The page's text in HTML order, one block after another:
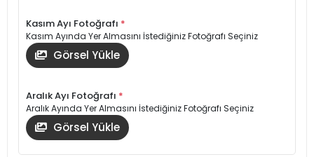
Kasım Ayı Fotoğrafı *
Kasım Ayında Yer Almasını İstediğiniz Fotoğrafı Seçiniz
Görsel Yükle
Aralık Ayı Fotoğrafı *
Aralık Ayında Yer Almasını İstediğiniz Fotoğrafı Seçiniz
Görsel Yükle